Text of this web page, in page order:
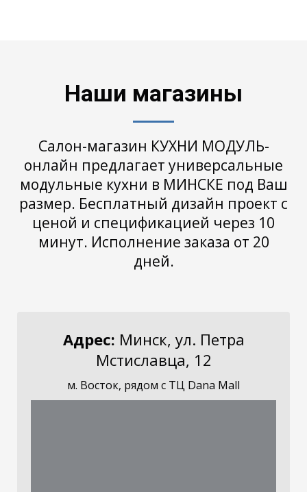
Наши магазины
Салон-магазин КУХНИ МОДУЛЬ-
онлайн предлагает универсальные
модульные кухни в МИНСКЕ под Ваш
размер. Бесплатный дизайн проект с
ценой и спецификацией через 10
минут. Исполнение заказа от 20
дней.
Адрес: Минск, ул. Петра
Мстиславца, 12
м. Восток, рядом с ТЦ Dana Mall